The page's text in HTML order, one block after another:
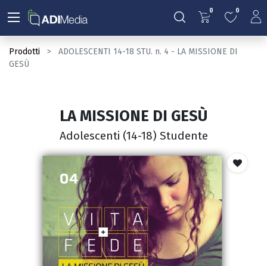
0 0
Prodotti
ADOLESCENTI 14-18 STU. n. 4 - LA MISSIONE DI
GESÙ
LA MISSIONE DI GESÙ
Adolescenti (14-18) Studente